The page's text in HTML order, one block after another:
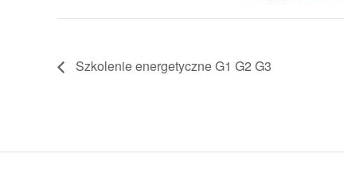
Szkolenie energetyczne G1 G2 G3